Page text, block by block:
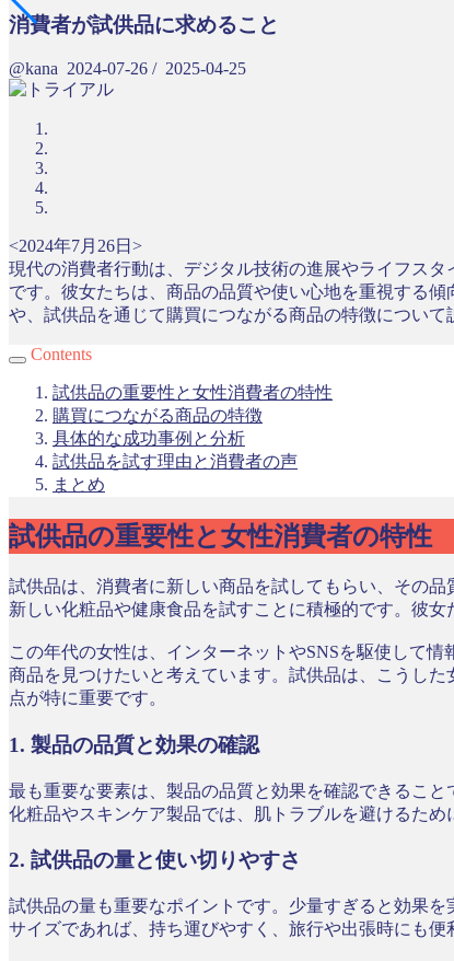
消費者が試供品に求めること
@kana 2024-07-26 / 2025-04-25
<2024年7月26日>
現代の消費者行動は、デジタル技術の進展やライフス
です。彼女たちは、商品の品質や使い心地を重視する
や、試供品を通じて購買につながる商品の特徴について
Contents
試供品の重要性と女性消費者の特性
購買につながる商品の特徴
具体的な成功事例と分析
試供品を試す理由と消費者の声
まとめ
試供品の重要性と女性消費者の特性
試供品は、消費者に新しい商品を試してもらい、その
新しい化粧品や健康食品を試すことに積極的です。彼
この年代の女性は、インターネットやSNSを駆使して
商品を見つけたいと考えています。試供品は、こうし
点が特に重要です。
1. 製品の品質と効果の確認
最も重要な要素は、製品の品質と効果を確認できるこ
化粧品やスキンケア製品では、肌トラブルを避けるため
2. 試供品の量と使い切りやすさ
試供品の量も重要なポイントです。少量すぎると効果
サイズであれば、持ち運びやすく、旅行や出張時にも便